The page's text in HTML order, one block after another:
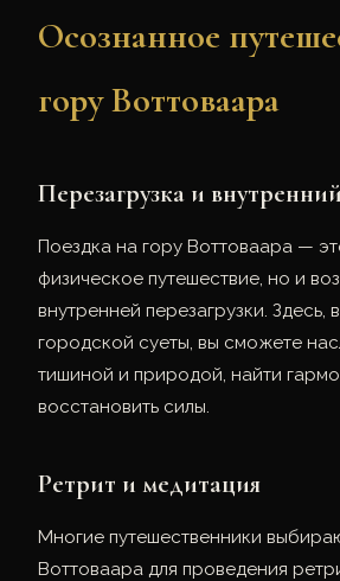
Осознанное
гору Воттоваара
Перезагрузка и
Поездка на гору Воттоваара —
физическое путешествие, но и
внутренней перезагрузки. Здесь,
городской суеты, вы сможете
тишиной и природой, найти
восстановить силы.
Ретрит и медитация
Многие путешественники
Воттоваара для проведения